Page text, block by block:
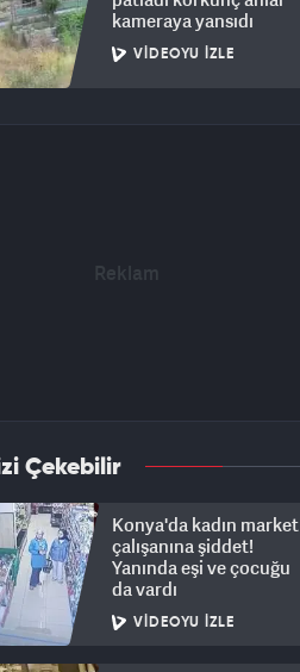
kameraya yansıdı
VIDEOYU İZLE
Çekebilir
Konya'da kadın market
çalışanına şiddet!
Yanında eşi ve çocuğu
da vardı
VIDEOYU İZLE